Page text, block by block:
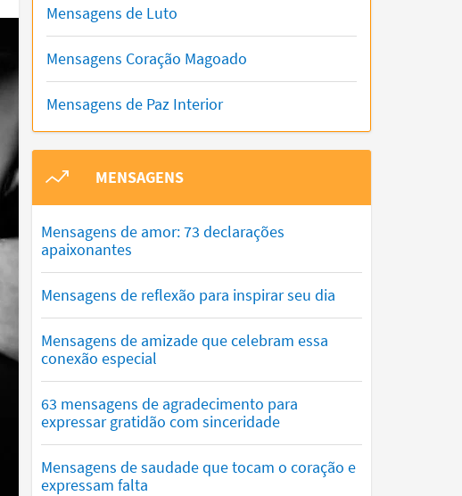
Mensagens de Luto
Mensagens Coração Magoado
Mensagens de Paz Interior
MENSAGENS
Mensagens de amor: 73 declarações
apaixonantes
Mensagens de reflexão para inspirar seu dia
Mensagens de amizade que celebram essa
conexão especial
63 mensagens de agradecimento para
expressar gratidão com sinceridade
Mensagens de saudade que tocam o coração e
expressam falta